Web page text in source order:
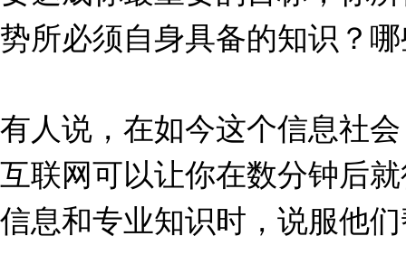
势所必须自身具备的知识？
有人说，在如今这个信息社
互联网可以让你在数分钟后
信息和专业知识时，说服他